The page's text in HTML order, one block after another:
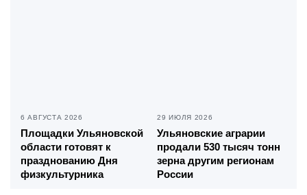
6 АВГУСТА 2026
Площадки Ульяновской
области готовят к
празднованию Дня
физкультурника
29 ИЮЛЯ 2026
Ульяновские аграрии
продали 530 тысяч тонн
зерна другим регионам
России